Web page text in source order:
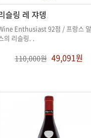
슬링 레 쟈뎅
의 리슬링. .
110,000원 49,091원